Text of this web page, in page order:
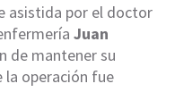
asistida por el doctor
Juan
de mantener su
la operación fue